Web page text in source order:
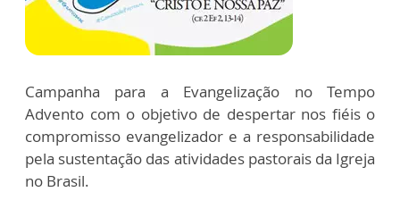
Campanha para a Evangelização no Tempo
Advento com o objetivo de despertar nos fiéis o
compromisso evangelizador e a responsabilidade
pela sustentação das atividades pastorais da Igreja
no Brasil.